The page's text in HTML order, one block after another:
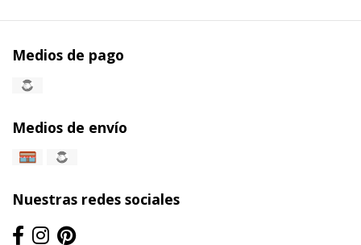
Medios de pago
Medios de envío
Nuestras redes sociales